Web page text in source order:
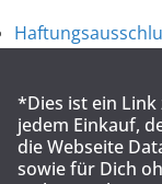
*Dies ist ein Link
jedem Einkauf,
die Webseite
sowie für Dich